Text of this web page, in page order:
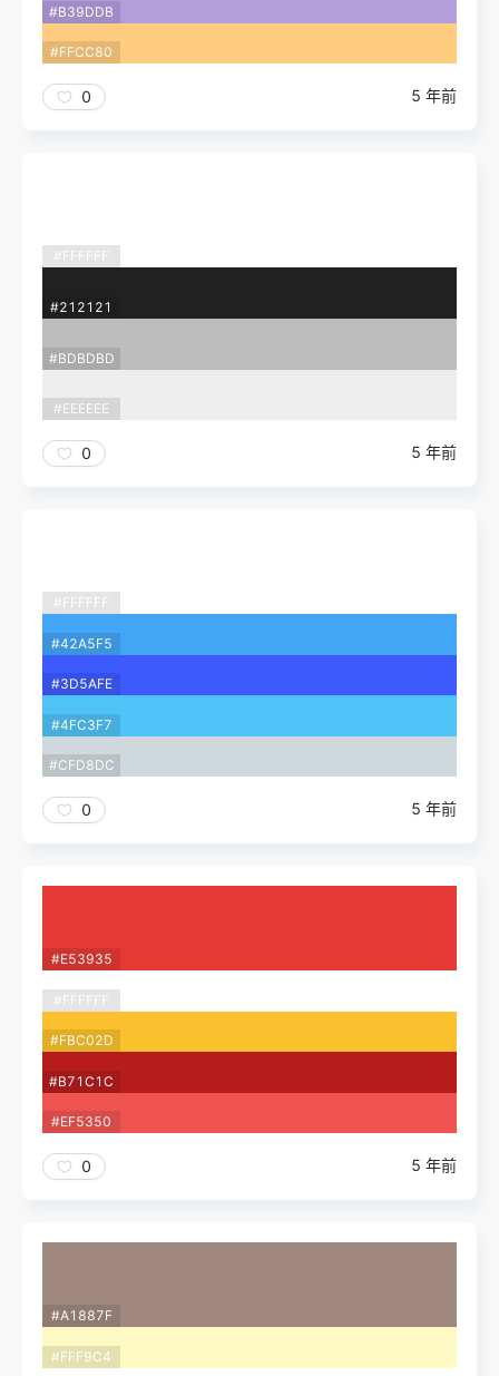
#B39DDB
#FFCC80
0 5 年前
#FFFFFF
#212121
#BDBDBD
#EEEEEE
0 5 年前
#FFFFFF
#42A5F5
#3D5AFE
#4FC3F7
#CFD8DC
0 5 年前
#E53935
#FFFFFF
#FBC02D
#B71C1C
#EF5350
0 5 年前
#A1887F
#FFF9C4